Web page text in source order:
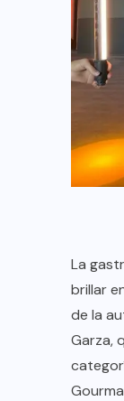
La
brillar
de la
Garza,